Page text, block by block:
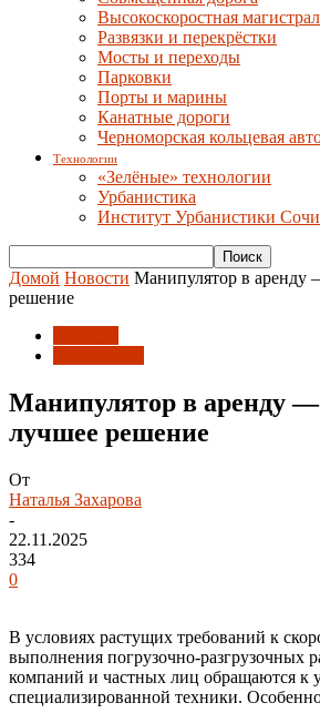
Высокоскоростная
Развязки и перекрёстки
Мосты и переходы
Парковки
Порты и марины
Канатные дороги
Черноморская кольцевая
Технологии
«Зелёные» технологии
Урбанистика
Институт Урбанистики Сочи
Домой Новости Манипулятор в аренду
решение
Манипулятор в аренду —
лучшее решение
От
Наталья Захарова
-
22.11.2025
334
0
В условиях растущих требований к
выполнения погрузочно-разгрузочных
компаний и частных лиц обращаются к
специализированной техники.